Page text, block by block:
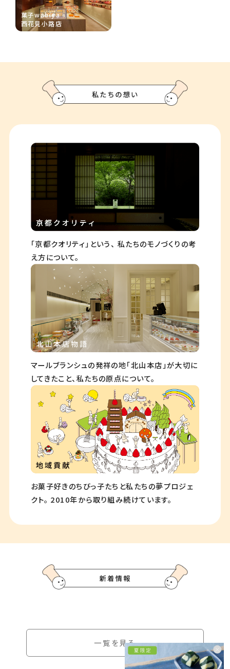
菓子wabiya
西花見小路店
「京都クオリティ」という、 私たちのモノづくりの考
え方について。
マールブランシュの発祥の地「北山本店」が大切に
してきたこと、私たちの原点について。
お菓子好きのちびっ子たちと私たちの夢プロジェ
クト。 2010年から取り組み続けています。
一覧を見る